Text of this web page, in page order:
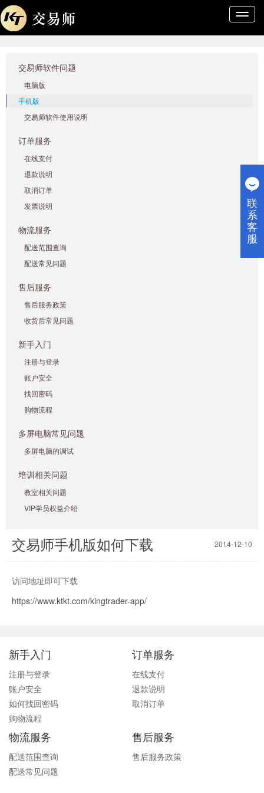
导
交易师软件问题
电脑版
手机版
交易师软件使用说明
订单服务
在线支付
退款说明
取消订单
发票说明
物流服务
配送范围查询
配送常见问题
售后服务
售后服务政策
收货后常见问题
新手入门
注册与登录
账户安全
找回密码
购物流程
多屏电脑常见问题
多屏电脑的调试
培训相关问题
教室相关问题
VIP学员权益介绍
交易师手机版如何下载 2014-12-10
访问地址即可下载
https://www.ktkt.com/kingtrader-app/
新手入门
注册与登录
账户安全
如何找回密码
购物流程
订单服务
在线支付
退款说明
取消订单
物流服务
配送范围查询
配送常见问题
售后服务
售后服务政策
联
系
客
服